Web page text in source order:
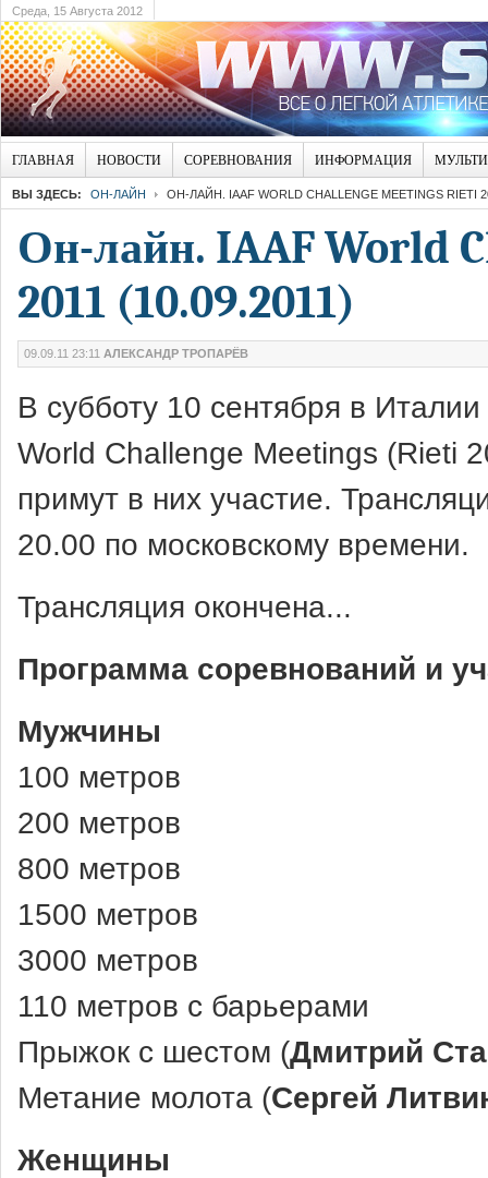
Среда, 15 Августа 2012
ГЛАВНАЯ НОВОСТИ СОРЕВНОВАНИЯ ИНФОРМАЦИЯ
ВЫ ЗДЕСЬ: ОН-ЛАЙН ОН-ЛАЙН. IAAF WORLD CHALLENGE MEETINGS RIETI
Он-лайн. IAAF World
2011 (10.09.2011)
09.09.11 23:11 АЛЕКСАНДР ТРОПАРЁВ
В субботу 10 сентября в
World Challenge Meetings (Rieti
примут в них участие.
20.00 по московскому времени.
Трансляция окончена...
Программа соревнований и
Мужчины
100 метров
200 метров
800 метров
1500 метров
3000 метров
110 метров с барьерами
Прыжок с шестом (Дмитрий
Метание молота (Сергей
Женщины